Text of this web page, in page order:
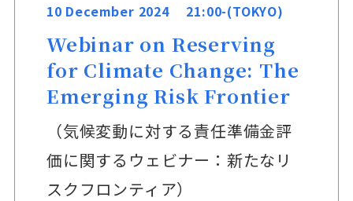
10 December 2024 21:00-(TOKYO)
Webinar on Reserving
for Climate Change: The
Emerging Risk Frontier
（気候変動に対する責任準備金評
価に関するウェビナー：新たなリ
スクフロンティア）